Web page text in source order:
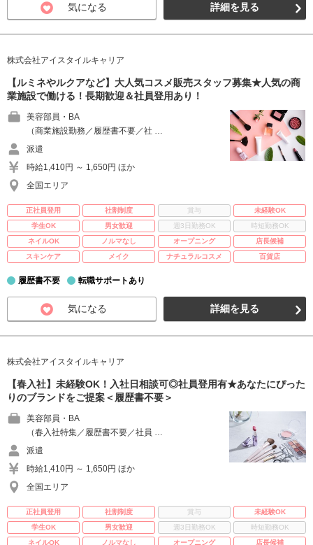
気になる 詳細を見る
株式会社アイスタイルキャリア
【ルミネやルクアなど】大人気コスメ販売スタッフ募集★人気の商
業施設で働ける！長期歓迎＆社員登用あり！
美容部員・BA
（商業施設勤務／履歴書不要／社 …
派遣
時給1,410円 ～ 1,650円 ほか
全国エリア
正社員登用 社割制度 賞与
未経験OK
学生OK
男女歓迎 週3日勤務OK
時短勤務OK
ネイルOK
ノルマなし オープニング
店長候補
スキンケア
メイク ナチュラルコスメ 百貨店
履歴書不要 転職サポートあり
気になる 詳細を見る
株式会社アイスタイルキャリア
【春入社】未経験OK！入社日相談可◎社員登用有★あなたにぴった
りのブランドをご提案＜履歴書不要＞
美容部員・BA
（春入社特集／履歴書不要／社員 …
派遣
時給1,410円 ～ 1,650円 ほか
全国エリア
正社員登用 社割制度 賞与
未経験OK
学生OK
男女歓迎 週3日勤務OK
時短勤務OK
ネイルOK
ノルマなし オープニング
店長候補